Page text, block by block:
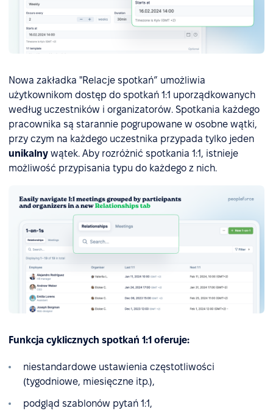
Nowa zakładka "Relacje spotkań” umożliwia
użytkownikom dostęp do spotkań 1:1 uporządkowanych
według uczestników i organizatorów. Spotkania każdego
pracownika są starannie pogrupowane w osobne wątki,
przy czym na każdego uczestnika przypada tylko jeden
unikalny wątek. Aby rozróżnić spotkania 1:1, istnieje
możliwość przypisania typu do każdego z nich.
Funkcja cyklicznych spotkań 1:1 oferuje:
niestandardowe ustawienia częstotliwości
(tygodniowe, miesięczne itp.),
podgląd szablonów pytań 1:1,